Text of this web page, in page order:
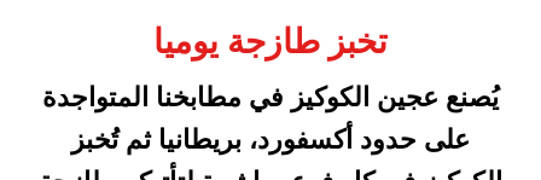
تخبز طازجة يوميا
يُصنع عجين الكوكيز في مطابخنا المتواجدة
على حدود أكسفورد، بريطانيا ثم تُخبز